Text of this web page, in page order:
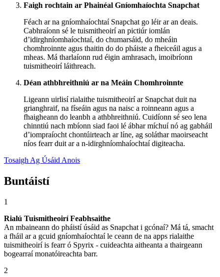
Faigh rochtain ar Phainéal Gníomhaíochta Snapchat
Féach ar na gníomhaíochtaí Snapchat go léir ar an deais.
Cabhraíonn sé le tuismitheoirí an pictiúr iomlán
d’idirghníomhaíochtaí, do chumarsáid, do mheáin
chomhroinnte agus thaitin do do pháiste a fheiceáil agus a
mheas. Má tharlaíonn rud éigin amhrasach, imoibríonn
tuismitheoirí láithreach.
Déan athbhreithniú ar na Meáin Chomhroinnte
Ligeann uirlisí rialaithe tuismitheoirí ar Snapchat duit na
grianghraif, na físeáin agus na naisc a roinneann agus a
fhaigheann do leanbh a athbhreithniú. Cuidíonn sé seo lena
chinntiú nach mbíonn siad faoi lé ábhar míchuí nó ag gabháil
d’iompraíocht chontúirteach ar líne, ag soláthar maoirseacht
níos fearr duit ar a n-idirghníomhaíochtaí digiteacha.
Tosaigh Ag Úsáid Anois
Buntáistí
1
Rialú Tuismitheoirí Feabhsaithe
An mbaineann do pháistí úsáid as Snapchat i gcónaí? Má tá, smacht
a fháil ar a gcuid gníomhaíochtaí le ceann de na apps rialaithe
tuismitheoirí is fearr ó Spyrix - cuideachta aitheanta a thairgeann
bogearraí monatóireachta barr.
2